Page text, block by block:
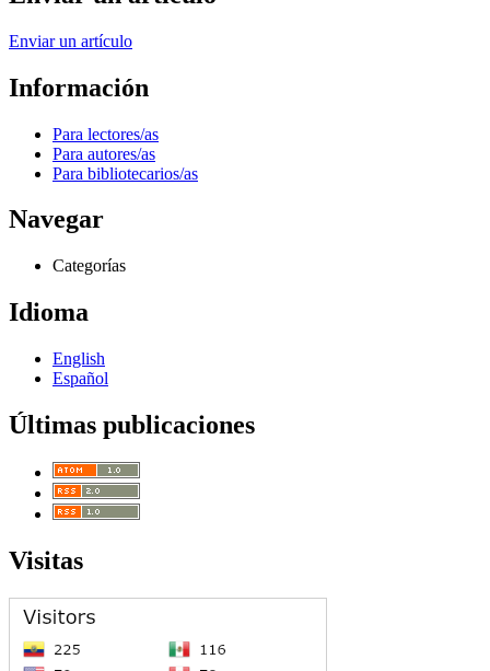
Enviar un artículo
Información
Para lectores/as
Para autores/as
Para bibliotecarios/as
Navegar
Categorías
Idioma
English
Español
Últimas publicaciones
Visitas